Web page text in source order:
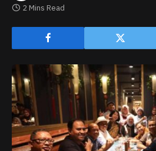
2 Mins Read